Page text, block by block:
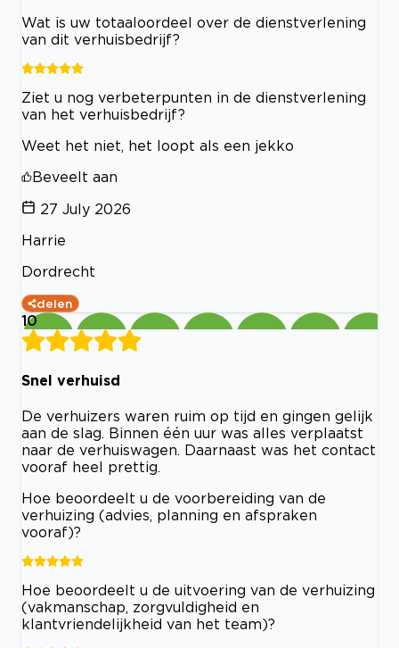
Wat is uw totaaloordeel over de dienstverlening
van dit verhuisbedrijf?
Ziet u nog verbeterpunten in de dienstverlening
van het verhuisbedrijf?
Weet het niet, het loopt als een jekko
Beveelt aan
27 July 2026
Harrie
Dordrecht
delen
10
Snel verhuisd
De verhuizers waren ruim op tijd en gingen gelijk
aan de slag. Binnen één uur was alles verplaatst
naar de verhuiswagen. Daarnaast was het contact
vooraf heel prettig.
Hoe beoordeelt u de voorbereiding van de
verhuizing (advies, planning en afspraken
vooraf)?
Hoe beoordeelt u de uitvoering van de verhuizing
(vakmanschap, zorgvuldigheid en
klantvriendelijkheid van het team)?